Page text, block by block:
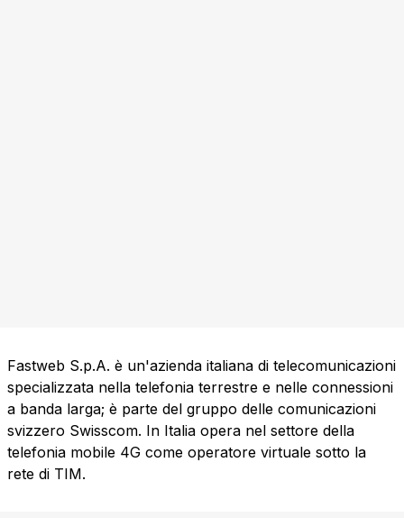
Fastweb S.p.A. è un'azienda italiana di telecomunicazioni
specializzata nella telefonia terrestre e nelle connessioni
a banda larga; è parte del gruppo delle comunicazioni
svizzero Swisscom. In Italia opera nel settore della
telefonia mobile 4G come operatore virtuale sotto la
rete di TIM.